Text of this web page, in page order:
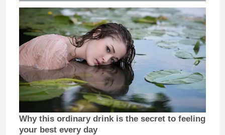
Why this ordinary drink is the secret to feeling
your best every day